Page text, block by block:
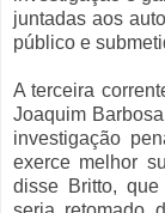
juntadas aos
público e
A terceira
Joaquim
investigação
exerce melhor
disse Britto,